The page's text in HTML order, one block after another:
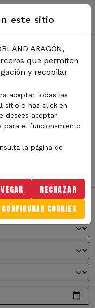
DE
de MotorLand
sobre eventos,
del circuito y
o tipo de contenido y
motor.
este sitio
ARAGÓN,
que permiten
y recopilar
aceptar todas las
sitio o haz click en
desees aceptar
para el funcionamiento
la página de
RECHAZAR
CONFIGURAR COOKIES